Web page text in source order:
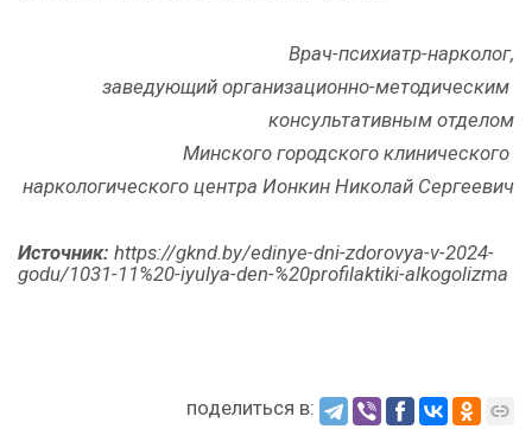
Врач-психиатр-нарколог,
заведующий организационно-методическим
консультативным отделом
Минского городского клинического
наркологического центра Ионкин Николай Сергеевич
Источник: https://gknd.by/edinye-dni-zdorovya-v-2024-
godu/1031-11%20-iyulya-den-%20profilaktiki-alkogolizma
поделиться в: